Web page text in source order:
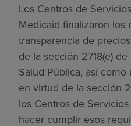
Los Centros de
Medicaid finalizaron los
transparencia de
de la sección 2718(e)
Salud Pública, así
en virtud de la sección
los Centros de
hacer cumplir esos